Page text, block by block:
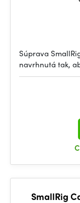
Súprava
navrhnutá tak,
SmallRig